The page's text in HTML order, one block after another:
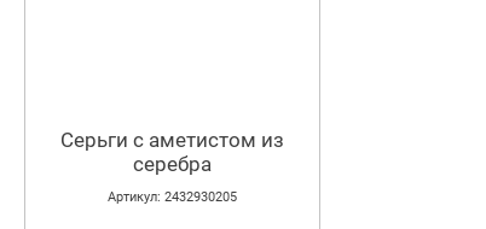
Серьги с аметистом из
серебра
Артикул: 2432930205